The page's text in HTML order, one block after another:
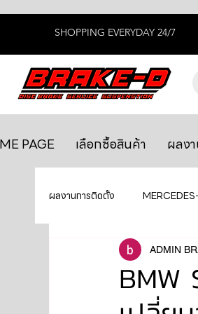
SHOPPING EVERYDAY 24/7
PAGE เลือกซื้อสินค้า ผลง
ผลงานการติดตั้ง
BENTLEY LEXUS
MAHLE
BMW
ADMIN